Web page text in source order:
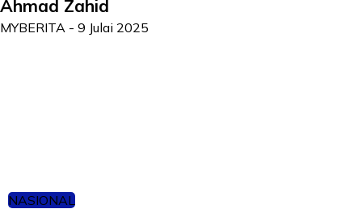
Ahmad Zahid
MYBERITA - 9 Julai 2025
NASIONAL